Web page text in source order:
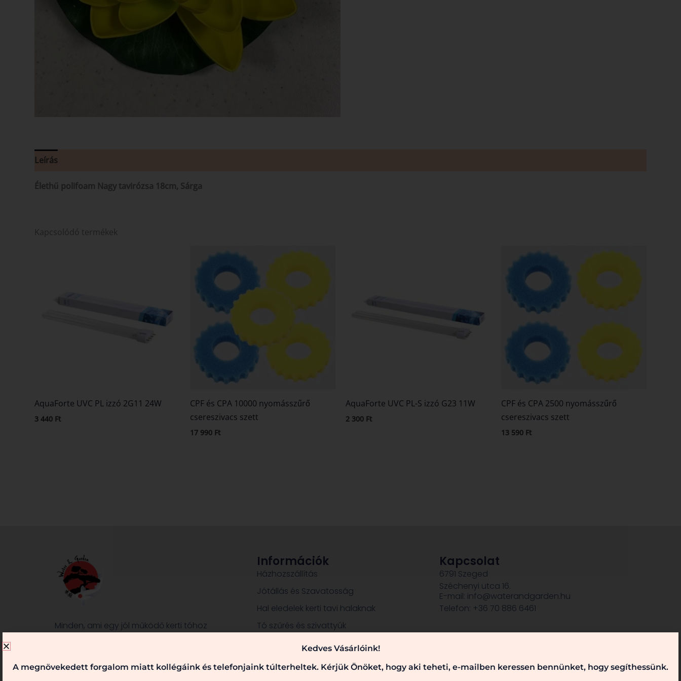
Leírás
Élethű polifoam Nagy tavirózsa 18cm, Sárga
Kapcsolódó termékek
AquaForte UVC PL izzó 2G11 24W
3 440 Ft
CPF és CPA 10000 nyomásszűrő
csereszivacs szett
17 990 Ft
AquaForte UVC PL-S izzó G23 11W
2 300 Ft
CPF és CPA 2500 nyomásszűrő
csereszivacs szett
13 590 Ft
Minden, ami egy jól működő kerti tóhoz
szaktanácsainkat! Keressen bennünket!
Információk
Házhozszállítás
Jótállás és Szavatosság
Hal eledelek kerti tavi halaknak
Tó szűrés és szivattyúk
Dekorációk, szobrok
Kapcsolat
6791 Szeged
Széchenyi utca 16.
E-mail: info@waterandgarden.hu
Telefon: +36 70 886 6461
Kedves Vásárlóink!
A megnövekedett forgalom miatt kollégáink és telefonjaink túlterheltek. Kérjük Önöket, hogy aki teheti, e-mailben keressen bennünket, hogy segíthessünk.